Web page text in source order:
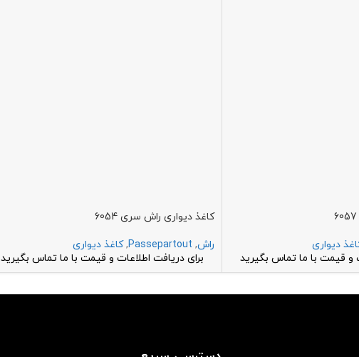
دیواری
و قیمت با ما تماس بگیرید
کاغذ دیواری راش سری 6054
راش,
Passepartout
, کاغذ دیواری
برای دریافت اطلاعات و قیمت با ما تماس بگیرید